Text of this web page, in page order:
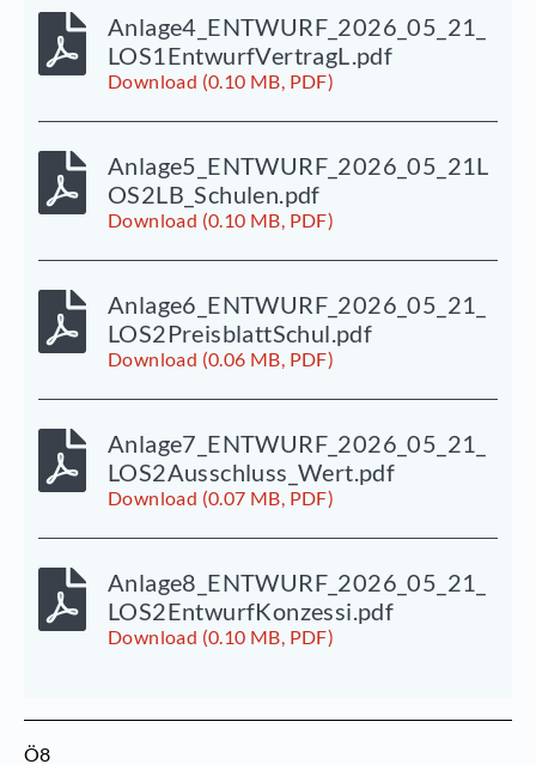
Anlage4_ENTWURF_2026_05_21_
LOS1EntwurfVertragL.pdf
Download (0.10 MB, PDF)
Anlage5_ENTWURF_2026_05_21L
OS2LB_Schulen.pdf
Download (0.10 MB, PDF)
Anlage6_ENTWURF_2026_05_21_
LOS2PreisblattSchul.pdf
Download (0.06 MB, PDF)
Anlage7_ENTWURF_2026_05_21_
LOS2Ausschluss_Wert.pdf
Download (0.07 MB, PDF)
Anlage8_ENTWURF_2026_05_21_
LOS2EntwurfKonzessi.pdf
Download (0.10 MB, PDF)
Ö8